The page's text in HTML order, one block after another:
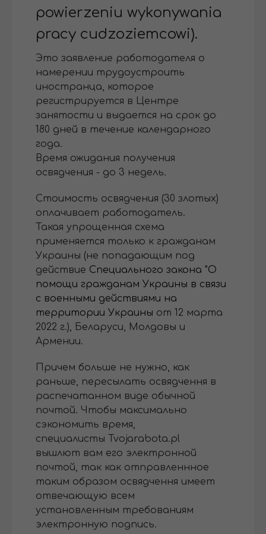
powierzeniu wykonywania
pracy cudzoziemcowi).
Это заявление работодателя о
намерении трудоустроить
иностранца, которое
регистрируется в Центре
занятости и выдается на срок до
180 дней в течение календарного
года.
Время ожидания получения
освядчения - до 3 недель.
Стоимость освядчения (30 злотых)
оплачивает работодатель.
Такая упрощенная схема
применяется только к гражданам
Украины (не попадающим под
действие Специального закона "О
помощи гражданам Украины в связи
с военными действиями на
территории Украины от 12 марта
2022 г.), Беларуси, Молдовы и
Армении.
Причем больше не нужно, как
раньше, пересылать освядчення в
распечатанном виде обычной
почтой. Чтобы максимально
сэкономить время,
специалисты Tvojarabota.pl
вышлют вам его электронной
почтой, так как отправленнное
таким образом освядчення имеет
отвечающую всем
установленным требованиям
электронную подпись.